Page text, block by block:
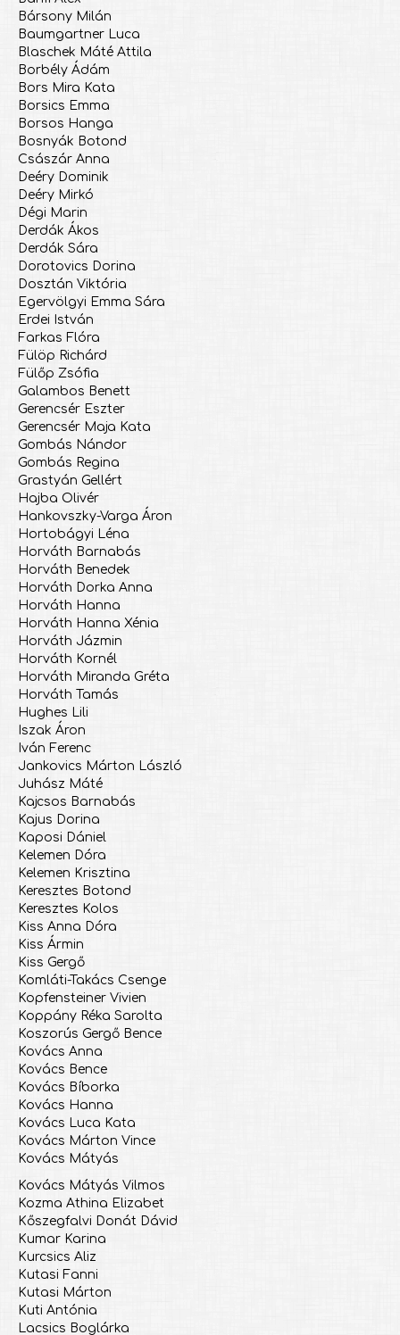
Bársony Milán
Baumgartner Luca
Blaschek Máté Attila
Borbély Ádám
Bors Mira Kata
Borsics Emma
Borsos Hanga
Bosnyák Botond
Császár Anna
Deéry Dominik
Deéry Mirkó
Dégi Marin
Derdák Ákos
Derdák Sára
Dorotovics Dorina
Dosztán Viktória
Egervölgyi Emma Sára
Erdei István
Farkas Flóra
Fülöp Richárd
Fülőp Zsófia
Galambos Benett
Gerencsér Eszter
Gerencsér Maja Kata
Gombás Nándor
Gombás Regina
Grastyán Gellért
Hajba Olivér
Hankovszky-Varga Áron
Hortobágyi Léna
Horváth Barnabás
Horváth Benedek
Horváth Dorka Anna
Horváth Hanna
Horváth Hanna Xénia
Horváth Jázmin
Horváth Kornél
Horváth Miranda Gréta
Horváth Tamás
Hughes Lili
Iszak Áron
Iván Ferenc
Jankovics Márton László
Juhász Máté
Kajcsos Barnabás
Kajus Dorina
Kaposi Dániel
Kelemen Dóra
Kelemen Krisztina
Keresztes Botond
Keresztes Kolos
Kiss Anna Dóra
Kiss Ármin
Kiss Gergő
Komláti-Takács Csenge
Kopfensteiner Vivien
Koppány Réka Sarolta
Koszorús Gergő Bence
Kovács Anna
Kovács Bence
Kovács Bíborka
Kovács Hanna
Kovács Luca Kata
Kovács Márton Vince
Kovács Mátyás
Kovács Mátyás Vilmos
Kozma Athina Elizabet
Kőszegfalvi Donát Dávid
Kumar Karina
Kurcsics Aliz
Kutasi Fanni
Kutasi Márton
Kuti Antónia
Lacsics Boglárka